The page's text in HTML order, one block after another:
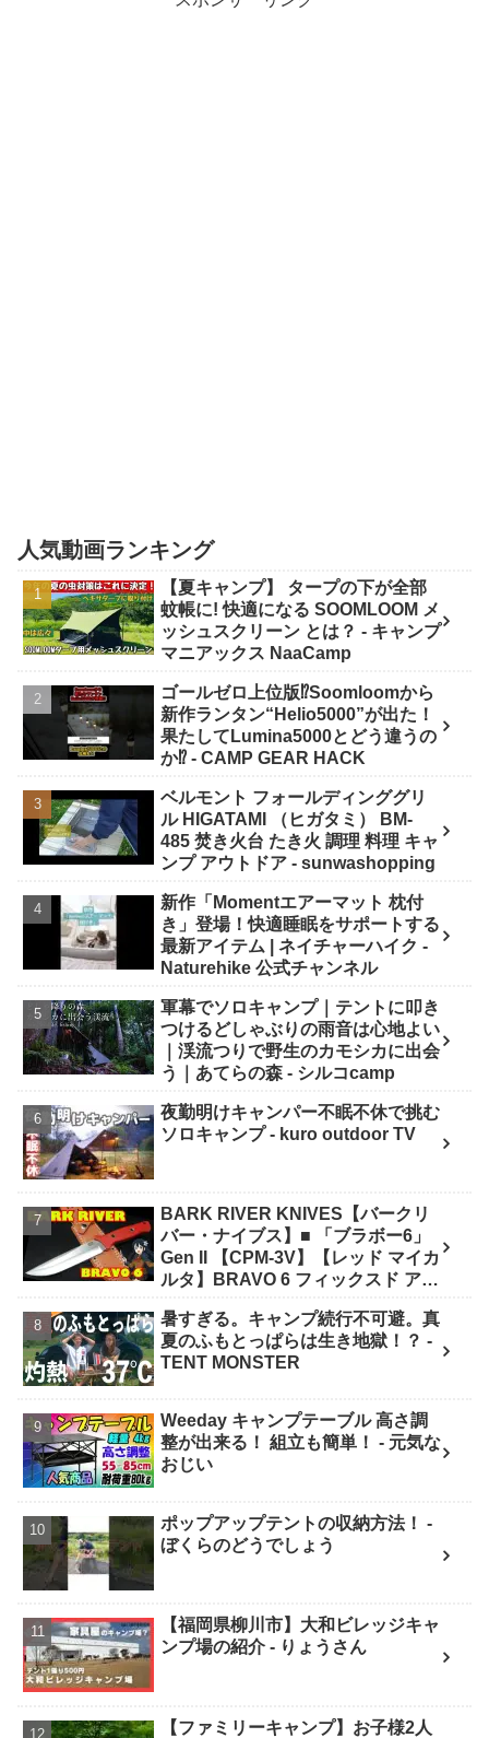
人気動画ランキング
【夏キャンプ】 タープの下が全部
蚊帳に! 快適になる SOOMLOOM メ
ッシュスクリーン とは？ - キャンプ
マニアックス NaaCamp
ゴールゼロ上位版⁉️Soomloomから
新作ランタン“Helio5000”が出た！
果たしてLumina5000とどう違うの
か⁉️ - CAMP GEAR HACK
ベルモント フォールディンググリ
ル HIGATAMI （ヒガタミ） BM-
485 焚き火台 たき火 調理 料理 キャ
ンプ アウトドア - sunwashopping
新作「Momentエアーマット 枕付
き」登場！快適睡眠をサポートする
最新アイテム | ネイチャーハイク -
Naturehike 公式チャンネル
軍幕でソロキャンプ｜テントに叩き
つけるどしゃぶりの雨音は心地よい
｜渓流つりで野生のカモシカに出会
う｜あてらの森 - シルコcamp
夜勤明けキャンパー不眠不休で挑む
ソロキャンプ - kuro outdoor TV
BARK RIVER KNIVES【バークリ
バー・ナイブス】■ 「ブラボー6」
Gen II 【CPM-3V】【レッド マイカ
ルタ】BRAVO 6 フィックスド アメ
グ！
暑すぎる。キャンプ続行不可避。真
夏のふもとっぱらは生き地獄！？ -
TENT MONSTER
Weeday キャンプテーブル 高さ調
整が出来る！ 組立も簡単！ - 元気な
おじい
ポップアップテントの収納方法！ -
ぼくらのどうでしょう
【福岡県柳川市】大和ビレッジキャ
ンプ場の紹介 - りょうさん
【ファミリーキャンプ】お子様2人